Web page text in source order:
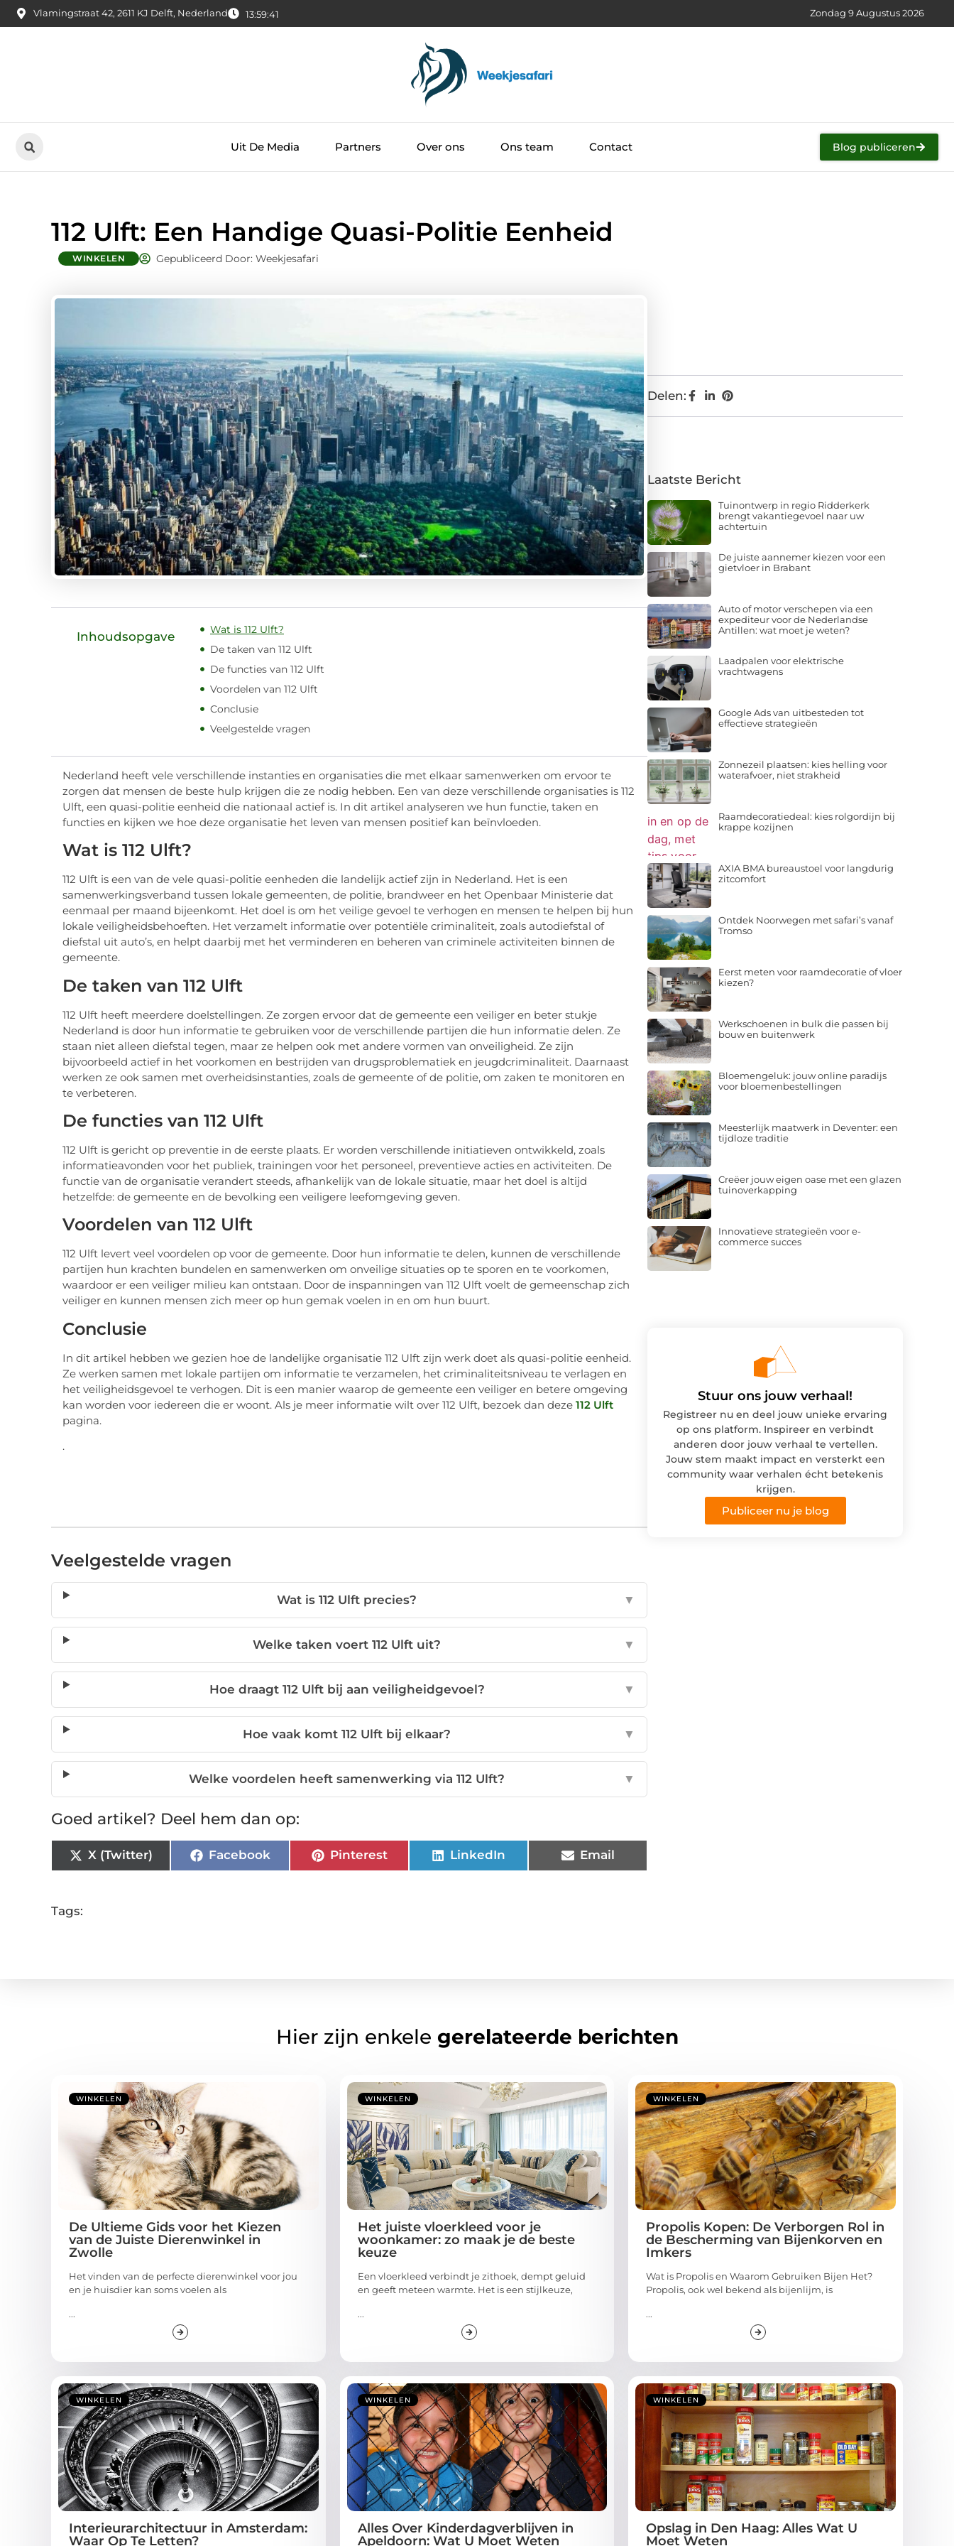
Vlamingstraat 42, 2611 KJ Delft, Nederland 13:59:42 Zondag 9 Augustus 2026
Uit De Media Partners Over ons Ons team Contact Blog publiceren
112 Ulft: Een Handige Quasi-Politie Eenheid
WINKELEN Gepubliceerd Door: Weekjesafari
Inhoudsopgave
Wat is 112 Ulft?
De taken van 112 Ulft
De functies van 112 Ulft
Voordelen van 112 Ulft
Conclusie
Veelgestelde vragen
Nederland heeft vele verschillende instanties en organisaties die met elkaar samenwerken om ervoor te
zorgen dat mensen de beste hulp krijgen die ze nodig hebben. Een van deze verschillende organisaties is 112
Ulft, een quasi-politie eenheid die nationaal actief is. In dit artikel analyseren we hun functie, taken en
functies en kijken we hoe deze organisatie het leven van mensen positief kan beïnvloeden.
Wat is 112 Ulft?
112 Ulft is een van de vele quasi-politie eenheden die landelijk actief zijn in Nederland. Het is een
samenwerkingsverband tussen lokale gemeenten, de politie, brandweer en het Openbaar Ministerie dat
eenmaal per maand bijeenkomt. Het doel is om het veilige gevoel te verhogen en mensen te helpen bij hun
lokale veiligheidsbehoeften. Het verzamelt informatie over potentiële criminaliteit, zoals autodiefstal of
diefstal uit auto’s, en helpt daarbij met het verminderen en beheren van criminele activiteiten binnen de
gemeente.
De taken van 112 Ulft
112 Ulft heeft meerdere doelstellingen. Ze zorgen ervoor dat de gemeente een veiliger en beter stukje
Nederland is door hun informatie te gebruiken voor de verschillende partijen die hun informatie delen. Ze
staan niet alleen diefstal tegen, maar ze helpen ook met andere vormen van onveiligheid. Ze zijn
bijvoorbeeld actief in het voorkomen en bestrijden van drugsproblematiek en jeugdcriminaliteit. Daarnaast
werken ze ook samen met overheidsinstanties, zoals de gemeente of de politie, om zaken te monitoren en
te verbeteren.
De functies van 112 Ulft
112 Ulft is gericht op preventie in de eerste plaats. Er worden verschillende initiatieven ontwikkeld, zoals
informatieavonden voor het publiek, trainingen voor het personeel, preventieve acties en activiteiten. De
functie van de organisatie verandert steeds, afhankelijk van de lokale situatie, maar het doel is altijd
hetzelfde: de gemeente en de bevolking een veiligere leefomgeving geven.
Voordelen van 112 Ulft
112 Ulft levert veel voordelen op voor de gemeente. Door hun informatie te delen, kunnen de verschillende
partijen hun krachten bundelen en samenwerken om onveilige situaties op te sporen en te voorkomen,
waardoor er een veiliger milieu kan ontstaan. Door de inspanningen van 112 Ulft voelt de gemeenschap zich
veiliger en kunnen mensen zich meer op hun gemak voelen in en om hun buurt.
Conclusie
In dit artikel hebben we gezien hoe de landelijke organisatie 112 Ulft zijn werk doet als quasi-politie eenheid.
Ze werken samen met lokale partijen om informatie te verzamelen, het criminaliteitsniveau te verlagen en
het veiligheidsgevoel te verhogen. Dit is een manier waarop de gemeente een veiliger en betere omgeving
kan worden voor iedereen die er woont. Als je meer informatie wilt over 112 Ulft, bezoek dan deze 112 Ulft
pagina.
.
Veelgestelde vragen
Wat is 112 Ulft precies? ▼
Welke taken voert 112 Ulft uit? ▼
Hoe draagt 112 Ulft bij aan veiligheidgevoel? ▼
Hoe vaak komt 112 Ulft bij elkaar? ▼
Welke voordelen heeft samenwerking via 112 Ulft? ▼
Goed artikel? Deel hem dan op:
X (Twitter) Facebook Pinterest LinkedIn Email
Tags:
Delen:
Laatste Bericht
Tuinontwerp in regio Ridderkerk
brengt vakantiegevoel naar uw
achtertuin
De juiste aannemer kiezen voor een
gietvloer in Brabant
Auto of motor verschepen via een
expediteur voor de Nederlandse
Antillen: wat moet je weten?
Laadpalen voor elektrische
vrachtwagens
Google Ads van uitbesteden tot
effectieve strategieën
Zonnezeil plaatsen: kies helling voor
waterafvoer, niet strakheid
Raamdecoratiedeal: kies rolgordijn bij
krappe kozijnen
AXIA BMA bureaustoel voor langdurig
zitcomfort
Ontdek Noorwegen met safari’s vanaf
Tromso
Eerst meten voor raamdecoratie of vloer
kiezen?
Werkschoenen in bulk die passen bij
bouw en buitenwerk
Bloemengeluk: jouw online paradijs
voor bloemenbestellingen
Meesterlijk maatwerk in Deventer: een
tijdloze traditie
Creëer jouw eigen oase met een glazen
tuinoverkapping
Innovatieve strategieën voor e-
commerce succes
Stuur ons jouw verhaal!
Registreer nu en deel jouw unieke ervaring
op ons platform. Inspireer en verbindt
anderen door jouw verhaal te vertellen.
Jouw stem maakt impact en versterkt een
community waar verhalen écht betekenis
krijgen.
Publiceer nu je blog
Hier zijn enkele gerelateerde berichten
WINKELEN
De Ultieme Gids voor het Kiezen
van de Juiste Dierenwinkel in
Zwolle
Het vinden van de perfecte dierenwinkel voor jou
en je huisdier kan soms voelen als
...
WINKELEN
Het juiste vloerkleed voor je
woonkamer: zo maak je de beste
keuze
Een vloerkleed verbindt je zithoek, dempt geluid
en geeft meteen warmte. Het is een stijlkeuze,
...
WINKELEN
Propolis Kopen: De Verborgen Rol in
de Bescherming van Bijenkorven en
Imkers
Wat is Propolis en Waarom Gebruiken Bijen Het?
Propolis, ook wel bekend als bijenlijm, is
...
WINKELEN
Interieurarchitectuur in Amsterdam:
Waar Op Te Letten?
WINKELEN
Alles Over Kinderdagverblijven in
Apeldoorn: Wat U Moet Weten
WINKELEN
Opslag in Den Haag: Alles Wat U
Moet Weten